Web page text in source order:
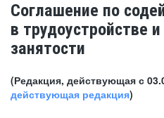
Соглашение по
в трудоустройстве
занятости
(Редакция, действующая с
действующая редакция)